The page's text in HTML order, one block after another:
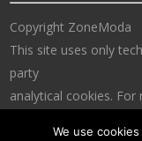
Copyright ZoneModa
This site uses only
party
analytical cookies.
We use